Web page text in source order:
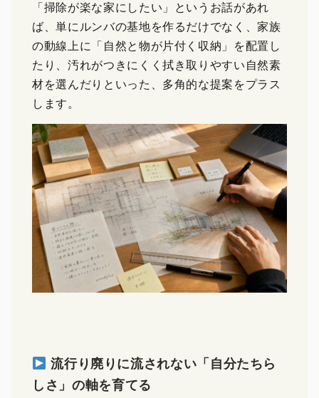
「掃除が楽な家にしたい」というお話があれ
ば、単にルンバの基地を作るだけでなく、家族
の動線上に「自然と物が片付く収納」を配置し
たり、汚れがつきにくく拭き取りやすい自然素
材を選んだりといった、多角的な提案をプラス
します。
流行り廃りに流されない「自分たちら
しさ」の軸を育てる